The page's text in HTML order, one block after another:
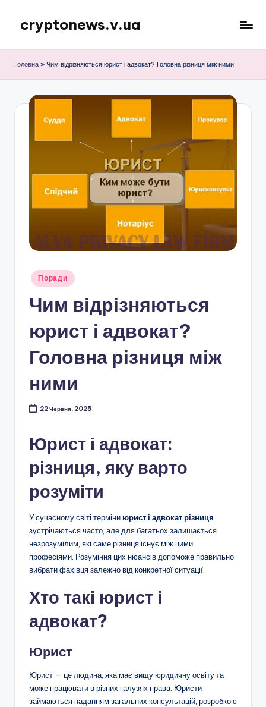
Перейти
вмісту
cryptonews.v.ua
криптовалют,
курси,
гайди.
Головна » Чим відрізняються юрист і адвокат? Головна різниця між ними
Опубліковано
у
Поради
Чим відрізняються
юрист і адвокат?
Головна різниця між
ними
22 Червня, 2025
Юрист і адвокат:
різниця, яку варто
розуміти
У сучасному світі терміниюрист і адвокат різниця
зустрічаються часто, але для багатьох залишається
незрозумілим, які саме різниця існує між цими
професіями. Розуміння цих нюансів допоможе правильно
вибрати фахівця залежно від конкретної ситуації.
Хто такі юрист і
адвокат?
Юрист
Юрист — це людина, яка має вищу юридичну освіту та
може працювати в різних галузях права. Юристи
займаються наданням загальних консультацій, розробкою